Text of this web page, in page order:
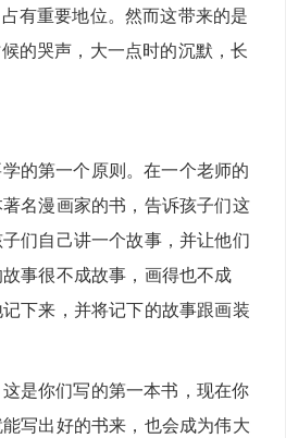
有重要地位。然而这带来的是
的哭声，大一点时的沉默，长
第一个原则。在一个老师的
名漫画家的书，告诉孩子们这
们自己讲一个故事，并让他们
事很不成故事，画得也不成
下来，并将记下的故事跟画装
你们写的第一本书，现在你
写出好的书来，也会成为伟大